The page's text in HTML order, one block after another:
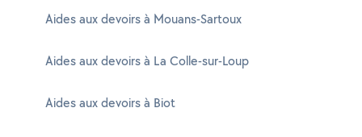
Aides aux devoirs à Mouans-Sartoux
Aides aux devoirs à La Colle-sur-Loup
Aides aux devoirs à Biot